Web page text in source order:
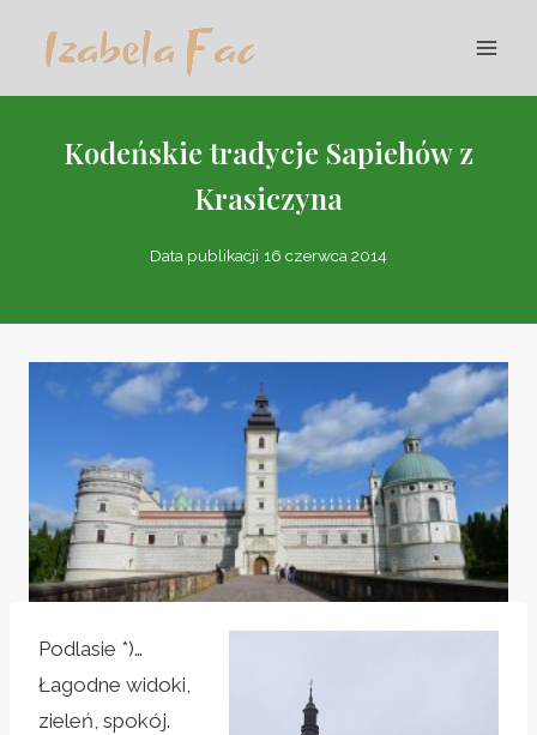
Kodeńskie tradycje Sapiehów z
Krasiczyna
Data publikacji 16 czerwca 2014
Podlasie *)…
Łagodne widoki,
zieleń, spokój.